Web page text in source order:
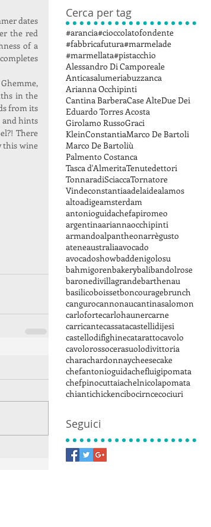
dates
the red
of a
in the
from its
and hints
There
this wine
Cerca per tag
#arancia#cioccolatofondente
#fabbricafutura#marmelade
#marmellata#pistacchio
Alessandro Di Camporeale
Anticasalumeriabuzzanca
Arianna Occhipinti
Cantina BarberaCase AlteDue Dei
Eduardo Torres Acosta
Girolamo RussoGraci
KleinConstantiaMarco De Bartoli
Marco De Bartoliù
Palmento Costanca
Tasca d'AlmeritaTenutedettori
TonnaradiSciaccaTornatore
Vindeconstantiaadelaidealamos
altoadigeamsterdam
antonioguidachefapiromeo
argentinaariannaocchipinti
armandoalpantheonarrègusto
ateneaustraliaavocado
avocadoshowbaddenigolosu
bahmigorenbakerybalibandolrose
baronedivillagrandebarthenau
basilicoboissetboncouragebrunch
cangurocannonaucantinasalomon
carlofortecarlohaunercarne
carricantecassatacastellidijesi
castellodifighinecatarattocavolo
cavolorossocerasuolodivittoria
charachardonnaycheesecake
chefantonioguidachefluigipomata
chefpinocuttaiachelnicolapomata
chiantichickencibocirncecociuri
Seguici